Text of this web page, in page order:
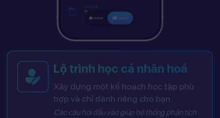
Lộ trình học cá nhân hoá
Xây dựng một kế hoạch học tập phù
hợp và chỉ dành riêng cho bạn
Các câu hỏi đầu vào giúp hệ thống phân tích